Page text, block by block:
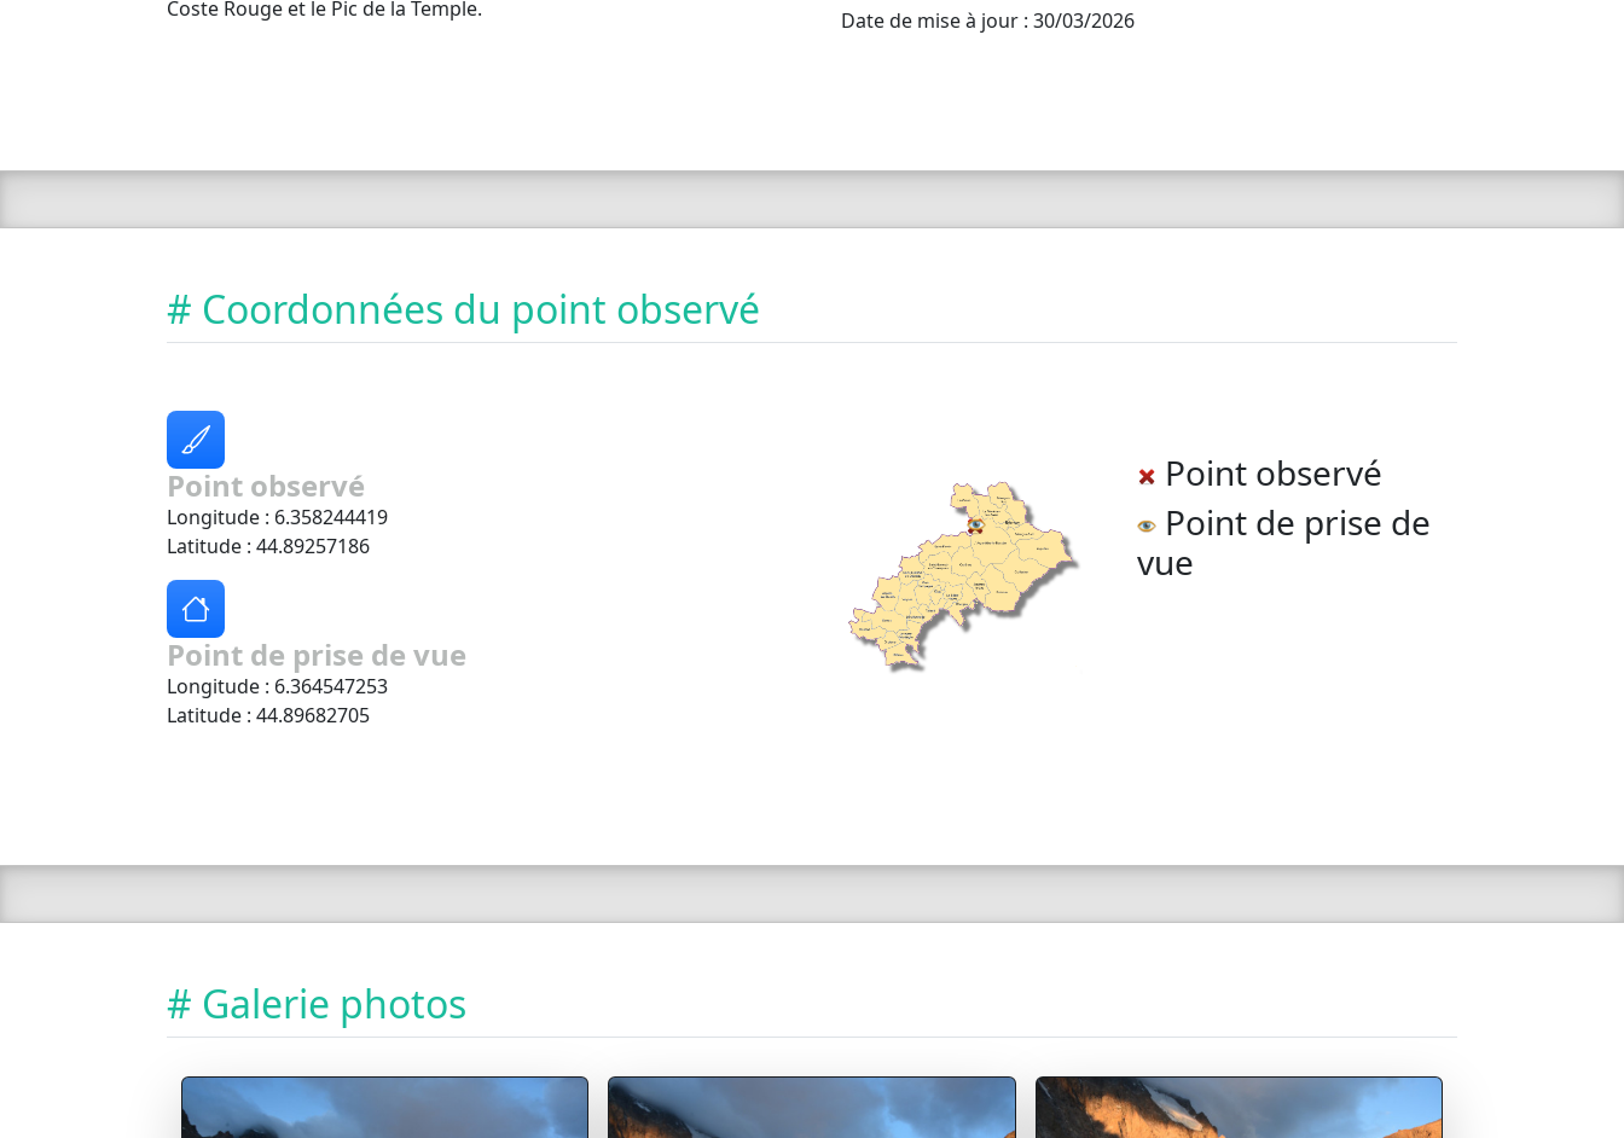
Coste Rouge et le Pic de la Temple.
Date de mise à jour : 30/03/2026
# Coordonnées du point observé
Point observé
Longitude : 6.358244419
Latitude : 44.89257186
Point de prise de vue
Longitude : 6.364547253
Latitude : 44.89682705
Point observé
Point de prise de
vue
# Galerie photos